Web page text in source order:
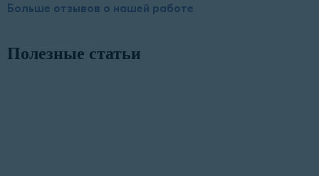
Больше отзывов о нашей работе
Полезные статьи